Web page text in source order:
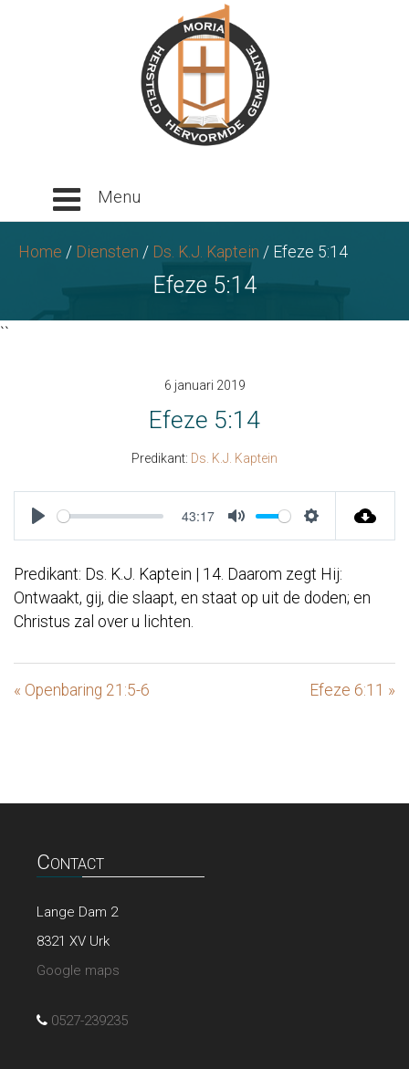
Home / Diensten / Ds. K.J. Kaptein / Efeze 5:14
Efeze 5:14
``
6 januari 2019
Efeze 5:14
Predikant: Ds. K.J. Kaptein
Play
43:17
Mute Settings
Predikant: Ds. K.J. Kaptein | 14. Daarom zegt Hij:
Ontwaakt, gij, die slaapt, en staat op uit de doden; en
Christus zal over u lichten.
« Openbaring 21:5-6 Efeze 6:11 »
Contact
Lange Dam 2
8321 XV Urk
Google maps
0527-239235